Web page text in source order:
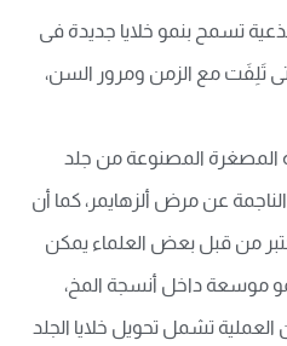
تسمح بنمو خلايا جديدة فى
تَلِفَت مع الزمن ومرور السن،
المصغرة المصنوعة من جلد
عن مرض ألزهايمر، كما أن
من قبل بعض العلماء يمكن
موسعة داخل أنسجة المخ،
تشمل تحويل خلايا الجلد